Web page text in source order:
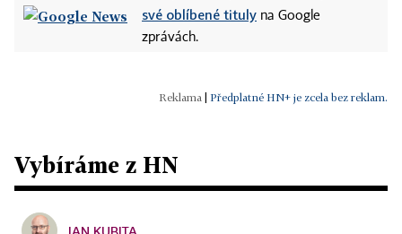
své oblíbené tituly na Google
zprávách.
Předplatné HN+ je zcela bez reklam.
Vybíráme z HN
JAN KUBITA